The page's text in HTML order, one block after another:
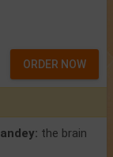
ORDER NOW
the brain